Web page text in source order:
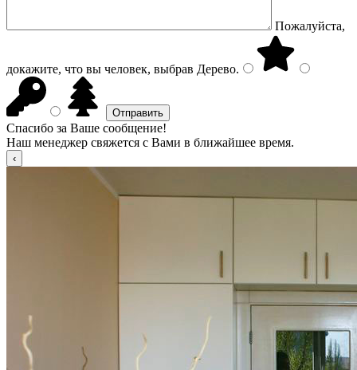
Пожалуйста,
докажите, что вы человек, выбрав Дерево.
Спасибо за Ваше сообщение!
Наш менеджер свяжется с Вами в ближайшее время.